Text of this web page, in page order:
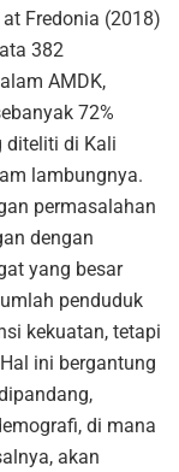
Fredonia (2018)
382
AMDK,
72%
diteliti di Kali
lambungnya.
permasalahan
dengan
yang besar
penduduk
kekuatan, tetapi
ini bergantung
di mana
akan